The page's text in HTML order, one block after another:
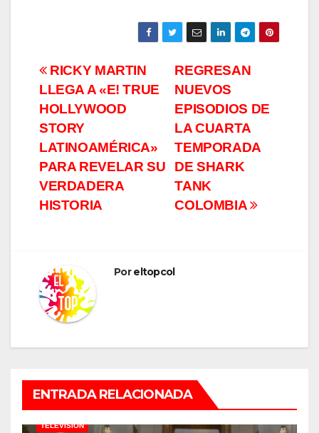
Navegación
de
entradas
REGRESAN
NUEVOS
EPISODIOS DE
LA CUARTA
TEMPORADA
DE SHARK
TANK
COLOMBIA
RICKY MARTIN
LLEGA A «E! TRUE
HOLLYWOOD
STORY
LATINOAMÉRICA»
PARA REVELAR SU
VERDADERA
HISTORIA
Poreltopcol
ENTRADA RELACIONADA
TELEVISIÓN